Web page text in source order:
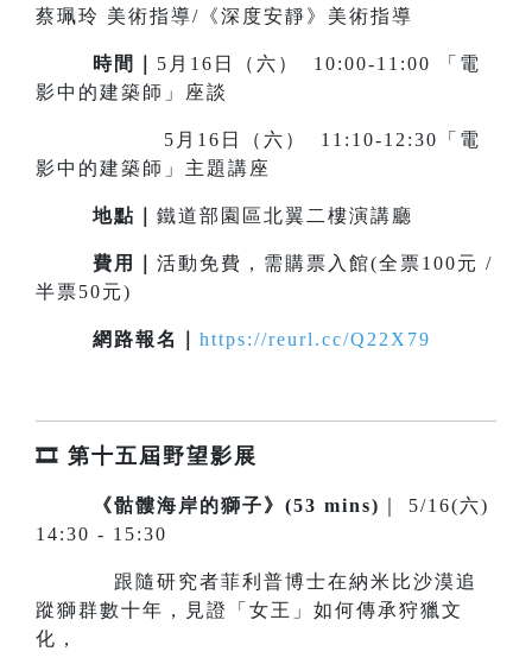
蔡珮玲 美術指導/《深度安靜》美術指導
時間｜ 5月16日（六） 10:00-11:00 「電
影中的建築師」座談
5月16日（六） 11:10-12:30「電
影中的建築師」主題講座
地點｜ 鐵道部園區北翼二樓演講廳
費用｜ 活動免費，需購票入館(全票100元 /
半票50元)
網路報名｜ https://reurl.cc/Q22X79
🎞️ 第十五屆野望影展
《骷髏海岸的獅子》(53 mins)
｜ 5/16(六)
14:30 - 15:30
跟隨研究者菲利普博士在納米比沙漠追
蹤獅群數十年，見證「女王」如何傳承狩獵文
化，